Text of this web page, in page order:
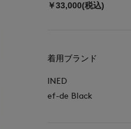
￥33,000(税込)
着用ブランド
INED
ef-de Black